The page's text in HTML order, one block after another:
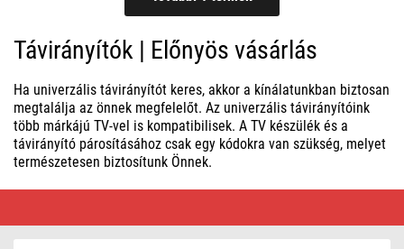
Távirányítók | Előnyös vásárlás
Ha univerzális távirányítót keres, akkor a kínálatunkban biztosan
megtalálja az önnek megfelelőt. Az univerzális távirányítóink
több márkájú TV-vel is kompatibilisek. A TV készülék és a
távirányító párosításához csak egy kódokra van szükség, melyet
természetesen biztosítunk Önnek.